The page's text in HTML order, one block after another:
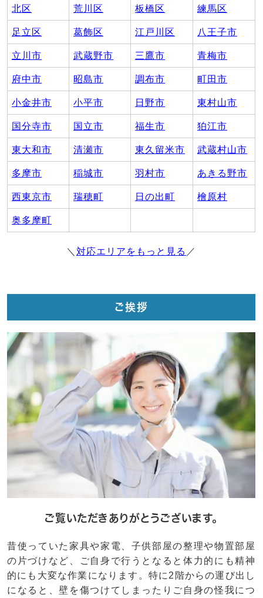
北区 荒川区 板橋区 練馬区
足立区 葛飾区 江戸川区 八王子市
立川市 武蔵野市 三鷹市 青梅市
府中市 昭島市 調布市 町田市
小金井市 小平市 日野市 東村山市
国分寺市 国立市 福生市 狛江市
東大和市 清瀬市 東久留米市 武蔵村山市
多摩市 稲城市 羽村市 あきる野市
西東京市 瑞穂町 日の出町 檜原村
奥多摩町
＼ 対応エリアをもっと見る ／
ご挨拶
ご覧いただきありがとうございます。
昔使っていた家具や家電、子供部屋の整理や物置部屋
の片づけなど、ご自身で行うとなると体力的にも精神
的にも大変な作業になります。特に2階からの運び出し
になると、壁を傷つけてしまったりご自身の怪我につ